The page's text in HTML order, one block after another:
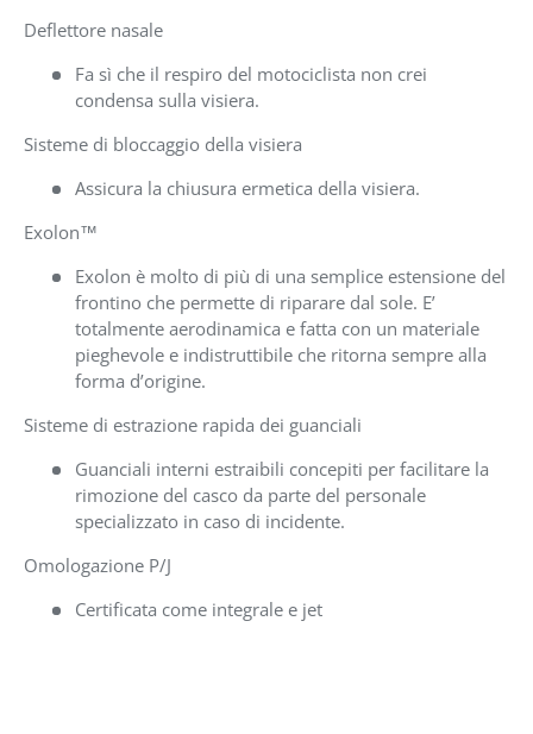
Deflettore nasale
Fa sì che il respiro del motociclista non crei
condensa sulla visiera.
Sisteme di bloccaggio della visiera
Assicura la chiusura ermetica della visiera.
Exolon™
Exolon è molto di più di una semplice estensione del
frontino che permette di riparare dal sole. E’
totalmente aerodinamica e fatta con un materiale
pieghevole e indistruttibile che ritorna sempre alla
forma d’origine.
Sisteme di estrazione rapida dei guanciali
Guanciali interni estraibili concepiti per facilitare la
rimozione del casco da parte del personale
specializzato in caso di incidente.
Omologazione P/J
Certificata come integrale e jet